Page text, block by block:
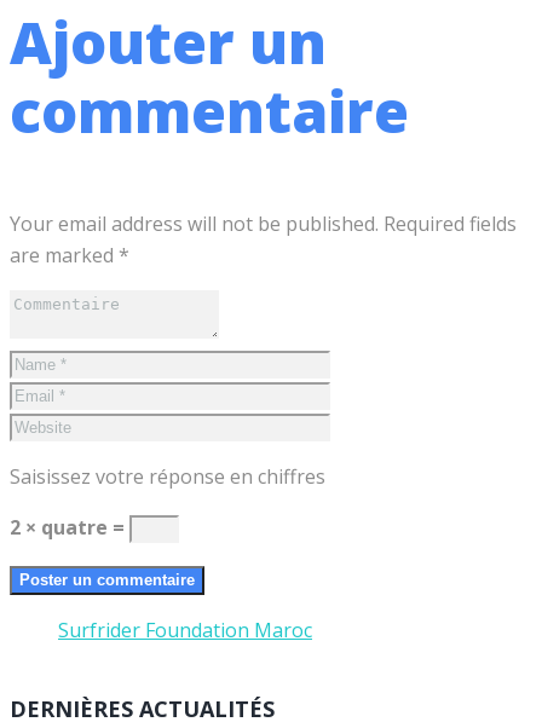
Ajouter un
commentaire
Your email address will not be published. Required fields
are marked *
Saisissez votre réponse en chiffres
2 × quatre =
Surfrider Foundation Maroc
DERNIÈRES ACTUALITÉS